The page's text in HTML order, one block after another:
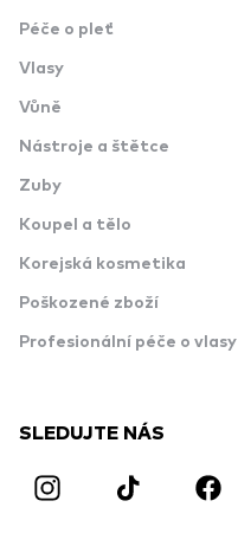
Péče o pleť
Vlasy
Vůně
Nástroje a štětce
Zuby
Koupel a tělo
Korejská kosmetika
Poškozené zboží
Profesionální péče o vlasy
SLEDUJTE NÁS